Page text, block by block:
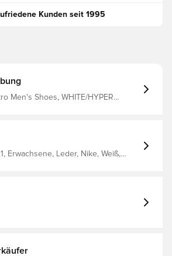
Kunden seit 1995
Men's Shoes, WHITE/HYPER
Erwachsene, Leder, Nike, Weiß,